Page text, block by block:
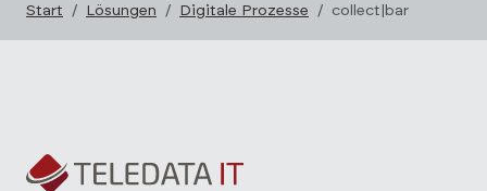
Start Lösungen Digitale Prozesse collect|bar